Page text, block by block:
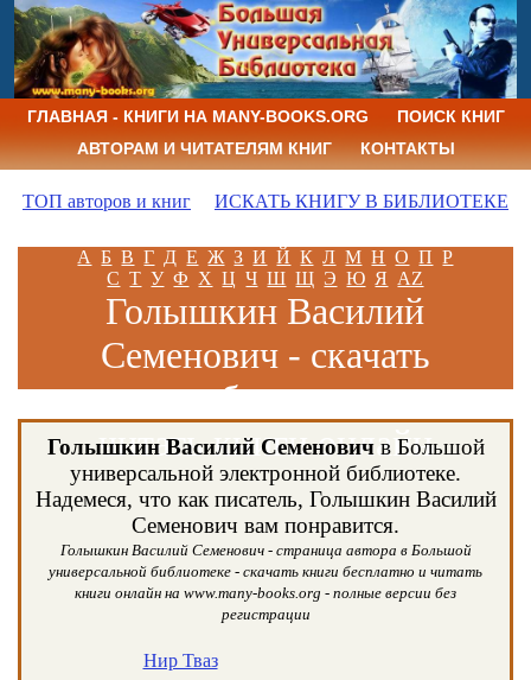
ГЛАВНАЯ - КНИГИ НА MANY-BOOKS.ORG
ПОИСК КНИГ
АВТОРАМ И ЧИТАТЕЛЯМ КНИГ
КОНТАКТЫ
ТОП авторов и книг ИСКАТЬ КНИГУ В БИБЛИОТЕКЕ
А Б В Г Д Е Ж З И Й К Л М Н О П Р
С Т У Ф Х Ц Ч Ш Щ Э Ю Я AZ
Голышкин Василий
Семенович - скачать
книги бесплатно и
читать книги онлайн
Голышкин Василий Семеновичв Большой
универсальной электронной библиотеке.
Надемеся, что как писатель, Голышкин Василий
Семенович вам понравится.
Голышкин Василий Семенович - страница автора в Большой
универсальной библиотеке - скачать книги бесплатно и читать
книги онлайн на www.many-books.org - полные версии без
регистрации
Нир Тваз